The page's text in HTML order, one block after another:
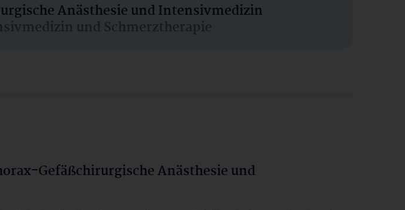
Anästhesie und Intensivmedizin
und Schmerztherapie
Gefäßchirurgische Anästhesie und